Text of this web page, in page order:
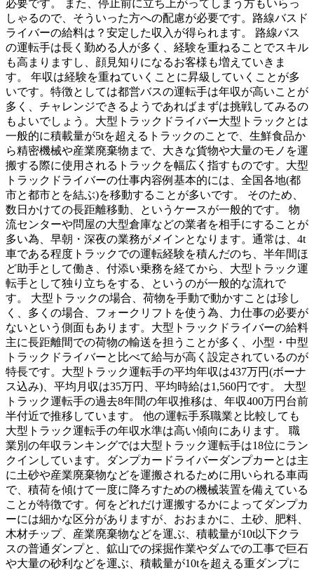
必要です。 また、停止前に立ち上がってしまう方もいらっ
しゃるので、そういった方への配慮が必要です。路線バスド
ライバーの給料は？安定した収入が得られます。 路線バス
の運転手は長く勤める人が多く、経験を重ねることでスキル
も高まりますし、顔見知りになるお客様も増えていきま
す。 年収は経験を重ねていくことに昇級していくことが多
いです。特徴としては都営バスの運転手は年収が高いことが
多く、チャレンジできるようであればまずは挑戦してみるの
もよいでしょう。大型トラックドライバー大型トラックとは
一般的に積載量が5tを超えるトラックのことで、生鮮食品か
ら精密機械や産業廃棄物まで、大きな貨物や大量のモノを運
搬する際に使用されるトラックを幅広く指すものです。大型
トラックドライバーの仕事内容例基本的には、全国各地(都
市と都市とを結ぶ)を移動することが多いです。 そのため、
数日かけての長距離移動、というケースが一般的です。 物
流センターや問屋の大型倉庫などの業者を相手にすることが
多い為、早朝・深夜の業務がメインとなります。通常は、4t
車である程度トラックでの運転経験を積んだのち、半年間ほ
ど助手として働き、付添い乗務を経てから、大型トラック運
転手として独り立ちをする、というのが一般的な流れで
す。 大型トラックの場合、荷物を手動で動かすことは珍し
く、多くの場合、フォークリフトを使う為、力仕事の必要が
ないという側面もあります。大型トラックドライバーの給料
主に長距離間での荷物の輸送を担うことが多く、小型・中型
トラックドライバーと比べて給与が高く設定されているのが
特長です。大型トラック運転手の平均年収は437万円(ボーナ
ス込み)、平均月収は35万円、平均時給は1,560円です。 大型
トラック運転手の過去8年間の年収推移は、年収400万円台前
半付近で推移しています。 他の運転手系職業と比較しても
大型トラック運転手の年収水準は高い傾向にあります。 職
業別の年収ランキングでは大型トラック運転手は18位にラン
クインしています。ダンプカードライバーダンプカーとは主
に土砂や産業廃棄物などを運搬されるために用いられる車両
で、積荷を傾けて一度に降ろすための機械装置を備えている
ことが特徴です。何をどれだけ運搬するかによってダンプカ
ーには細かな区分がありますが、おおまかに、土砂、肥料、
木材チップ、産業廃棄物などを運ぶ、積載量が10t以下クラ
スの普通ダンプと、鉱山での採掘作業やダムでの工事で巨石
や大量の砂利などを運ぶ、積載量が10tを超える重ダンプに